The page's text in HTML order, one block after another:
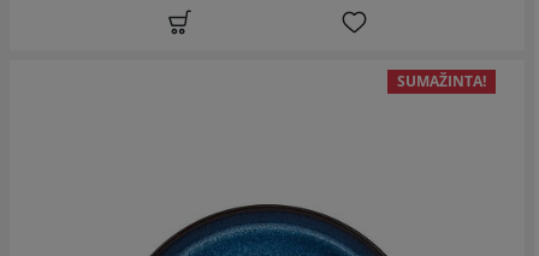
SUMAŽINTA!